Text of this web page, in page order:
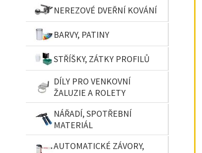
NEREZOVÉ DVEŘNÍ KOVÁNÍ
BARVY, PATINY
STŘÍŠKY, ZÁTKY PROFILŮ
DÍLY PRO VENKOVNÍ
ŽALUZIE A ROLETY
NÁŘADÍ, SPOTŘEBNÍ
MATERIÁL
AUTOMATICKÉ ZÁVORY,